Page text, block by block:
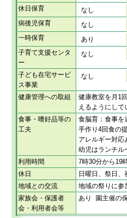
休日保育
なし
病後児保育
なし
一時保育
あり
子育て支援センタ
ー
なし
子ども在宅サービ
ス事業
なし
健康管理への取組
健康教室を月1
えるようにし
食事・嗜好品等の
工夫
食脳育：食事を
手作り4回食の
アレルギー対応
幼児はランチル
利用時間
7時30分から19
休日
日曜日、祭日
地域との交流
地域の祭りに
家族会・保護者
会・利用者会等
あり 園主催の